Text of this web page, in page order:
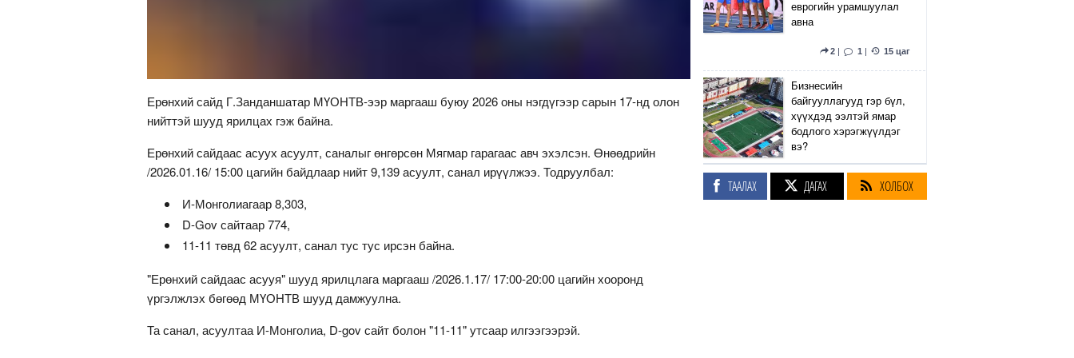
Ерөнхий сайд Г.Занданшатар МҮОНТВ-ээр маргааш буюу 2026 оны нэгдүгээр сарын 17-нд олон
нийттэй шууд ярилцах гэж байна.
Ерөнхий сайдаас асуух асуулт, саналыг өнгөрсөн Мягмар гарагаас авч эхэлсэн. Өнөөдрийн
/2026.01.16/ 15:00 цагийн байдлаар нийт 9,139 асуулт, санал ирүүлжээ. Тодруулбал:
И-Монголиагаар 8,303,
D-Gov сайтаар 774,
11-11 төвд 62 асуулт, санал тус тус ирсэн байна.
"Ерөнхий сайдаас асууя" шууд ярилцлага маргааш /2026.1.17/ 17:00-20:00 цагийн хооронд
үргэлжлэх бөгөөд МҮОНТВ шууд дамжуулна.
Та санал, асуултаа И-Монголиа, D-gov сайт болон "11-11" утсаар илгээгээрэй.
еврогийн урамшуулал
авна
2 | 1 | 15 цаг
Бизнесийн
байгууллагууд гэр бүл,
хүүхдэд ээлтэй ямар
бодлого хэрэгжүүлдэг
вэ?
5| 2| 15 цаг
ТААЛАХ ДАГАХ ХОЛБОХ